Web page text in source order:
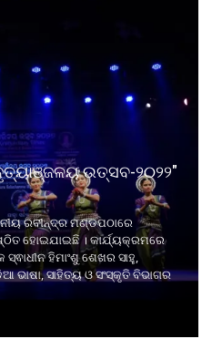
ଉତ୍ସବ-୨୦୨୨"
ରବୀନ୍ଦ୍ର ମଣ୍ଡପଠାରେ
ହୋଇଯାଇଛି । କାର୍ଯ୍ୟକ୍ରମରେ
ହିମାଂଶୁ ଶେଖର ସାହୁ,
ସାହିତ୍ୟ ଓ ସଂସ୍କୃତି ବିଭାଗର